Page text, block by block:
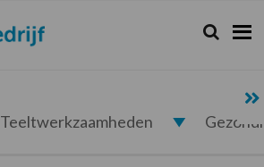
Zoeken...
Zoek
Teeltwerkzaamheden